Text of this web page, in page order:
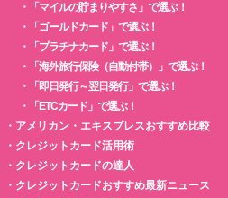
・
「マイルの貯まりやすさ」で選ぶ！
・
「ゴールドカード」で選ぶ！
・
「プラチナカード」で選ぶ！
・
「海外旅行保険（自動付帯）」で選ぶ！
・
「即日発行～翌日発行」で選ぶ！
・
「ETCカード」で選ぶ！
・ アメリカン・エキスプレスおすすめ比較
・ クレジットカード活用術
・ クレジットカードの達人
・ クレジットカードおすすめ最新ニュース